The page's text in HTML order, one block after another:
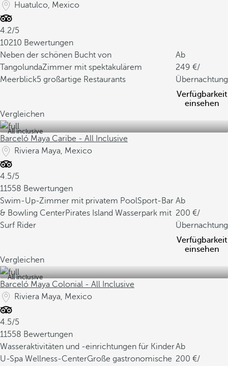
Huatulco, Mexico
4.2/5
10210 Bewertungen
Neben der schönen Bucht von
TangolundaZimmer mit spektakulärem
Meerblick5 großartige Restaurants
Ab
249
/
Übernachtung
Verfügbarkeit
einsehen
Vergleichen
All inclusive
Barceló Maya Caribe - All Inclusive
Riviera Maya, Mexico
4.5/5
11558 Bewertungen
Swim-Up-Zimmer mit privatem PoolSport-Bar
& Bowling CenterPirates Island Wasserpark mit
Surf Rider
Ab
200
/
Übernachtung
Verfügbarkeit
einsehen
Vergleichen
All inclusive
Barceló Maya Colonial - All Inclusive
Riviera Maya, Mexico
4.5/5
11558 Bewertungen
Wasseraktivitäten und -einrichtungen für Kinder
U-Spa Wellness-CenterGroße gastronomische
Ab
200
/